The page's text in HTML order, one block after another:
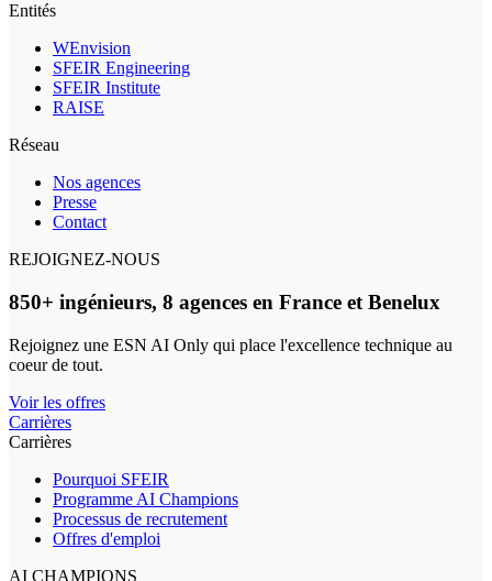
Entités
WEnvision
SFEIR Engineering
SFEIR Institute
RAISE
Réseau
Nos agences
Presse
Contact
REJOIGNEZ-NOUS
850+ ingénieurs, 8 agences en France et Benelux
Rejoignez une ESN AI Only qui place l'excellence technique au
coeur de tout.
Voir les offres
Carrières
Carrières
Pourquoi SFEIR
Programme AI Champions
Processus de recrutement
Offres d'emploi
AI CHAMPIONS